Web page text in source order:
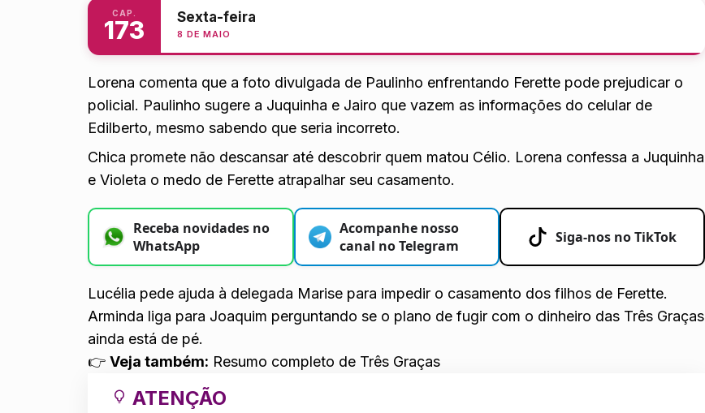
CAP.
173 Sexta-feira
8 DE MAIO
Lorena comenta que a foto divulgada de Paulinho enfrentando Ferette pode prejudicar o
policial. Paulinho sugere a Juquinha e Jairo que vazem as informações do celular de
Edilberto, mesmo sabendo que seria incorreto.
Chica promete não descansar até descobrir quem matou Célio. Lorena confessa a Juquinha
e Violeta o medo de Ferette atrapalhar seu casamento.
Receba novidades no
WhatsApp
Acompanhe nosso
canal no Telegram
Siga-nos no TikTok
Lucélia pede ajuda à delegada Marise para impedir o casamento dos filhos de Ferette.
Arminda liga para Joaquim perguntando se o plano de fugir com o dinheiro das Três Graças
ainda está de pé.
👉Veja também: Resumo completo de Três Graças
ATENÇÃO